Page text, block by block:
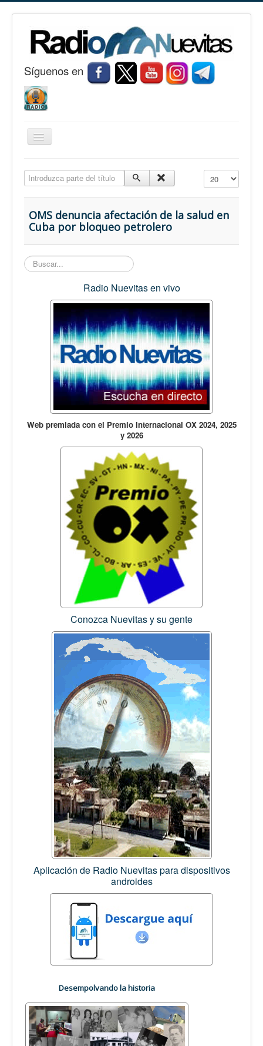
Síguenos en
Cambiar
Nuevitas
Conozca Nuevitas
Fotorreportaje
Opinión
Medio Ambiente
Ciencia, tecnología y curiosidades
Francés
Inglés
Desempolvando la historia
Introduzca parte del título Cantidad a
OMS denuncia afectación de la salud en
Cuba por bloqueo petrolero
Buscar...
Radio Nuevitas en vivo
Web premiada con el Premio Internacional OX 2024, 2025
y 2026
Conozca Nuevitas y su gente
Aplicación de Radio Nuevitas para dispositivos
androides
Desempolvando la historia